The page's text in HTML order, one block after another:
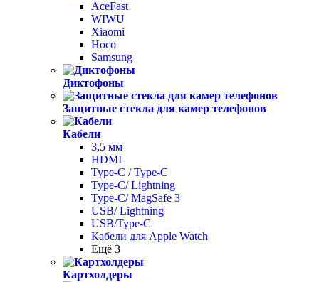
AceFast
WIWU
Xiaomi
Hoco
Samsung
Диктофоны
Защитные стекла для камер телефонов
Кабели
3,5 мм
HDMI
Type-C / Type-C
Type-C/ Lightning
Type-C/ MagSafe 3
USB/ Lightning
USB/Type-C
Кабели для Apple Watch
Ещё 3
Картхолдеры